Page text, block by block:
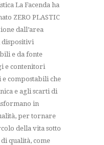
La Facenda ha
ZERO PLASTIC
dall’area
dispositivi
e da fonte
e contenitori
compostabili che
e agli scarti di
in
per tornare
della vita sotto
qualità, come